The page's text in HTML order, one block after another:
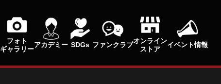
フォト
ギャラリー
アカデミー SDGs ファンクラブ
オンライン
ストア
イベント情報